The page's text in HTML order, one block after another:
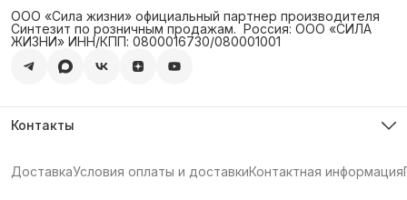
ООО «Сила жизни» официальный партнер производителя
Синтезит по розничным продажам. ‍ Россия: ООО «СИЛА
ЖИЗНИ» ИНН/КПП: 0800016730/080001001
Контакты
Эл. почта
ДоставкаУсловия оплаты и доставкиКонтактная информация